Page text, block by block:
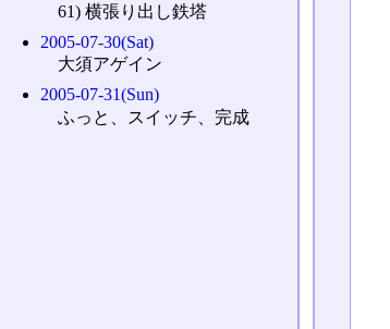
61) 横張り出し鉄塔
2005-07-30(Sat)
大須アゲイン
2005-07-31(Sun)
ふっと、スイッチ、完成